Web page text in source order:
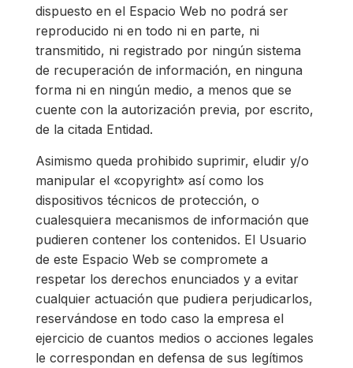
dispuesto en el Espacio Web no podrá ser
reproducido ni en todo ni en parte, ni
transmitido, ni registrado por ningún sistema
de recuperación de información, en ninguna
forma ni en ningún medio, a menos que se
cuente con la autorización previa, por escrito,
de la citada Entidad.
Asimismo queda prohibido suprimir, eludir y/o
manipular el «copyright» así como los
dispositivos técnicos de protección, o
cualesquiera mecanismos de información que
pudieren contener los contenidos. El Usuario
de este Espacio Web se compromete a
respetar los derechos enunciados y a evitar
cualquier actuación que pudiera perjudicarlos,
reservándose en todo caso la empresa el
ejercicio de cuantos medios o acciones legales
le correspondan en defensa de sus legítimos